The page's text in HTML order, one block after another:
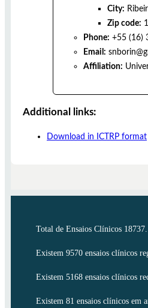
City:
Zip code:
Phone: +55 (16)
Email:
Affiliation:
Additional links:
Download in ICTRP format
Total de Ensaios Clínicos 18737.
Existem 9570 ensaios clínicos
Existem 5168 ensaios clínicos
Existem 81 ensaios clínicos em